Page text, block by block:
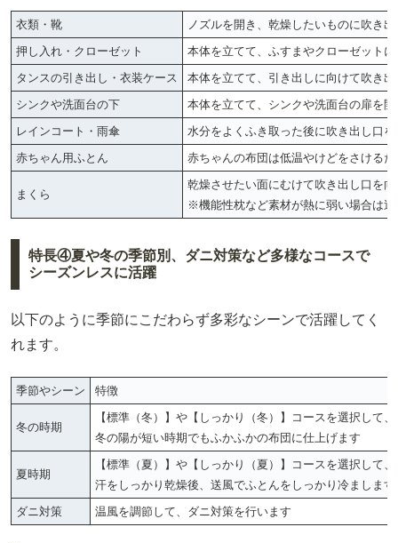
衣類・靴
ノズルを開き、乾燥したいものに吹き
押し入れ・クローゼット
本体を立てて、ふすまやクローゼット
タンスの引き出し・衣装ケース
本体を立てて、引き出しに向けて吹き
シンクや洗面台の下
本体を立てて、シンクや洗面台の扉を
レインコート・雨傘
水分をよくふき取った後に吹き出し口
赤ちゃん用ふとん
赤ちゃんの布団は低温やけどをさける
まくら
乾燥させたい面にむけて吹き出し口を
※機能性枕など素材が熱に弱い場合は
特長④夏や冬の季節別、ダニ対策など多様なコースで
シーズンレスに活躍
以下のように季節にこだわらず多彩なシーンで活躍してく
れます。
季節やシーン 特徴
冬の時期
【標準（冬）】や【しっかり（冬）】コースを選択して、
冬の陽が短い時期でもふかふかの布団に仕上げます
夏時期
【標準（夏）】や【しっかり（夏）】コースを選択して、
汗をしっかり乾燥後、送風でふとんをしっかり冷まします
ダニ対策
温風を調節して、ダニ対策を行います